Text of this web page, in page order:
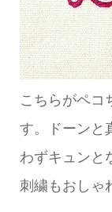
こちらがペコ
す。ドーンと
わずキュンと
刺繍もおしゃ